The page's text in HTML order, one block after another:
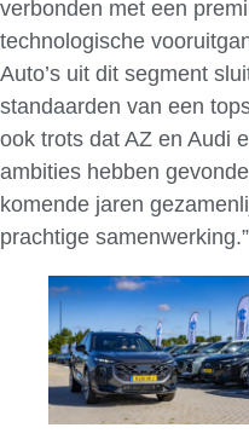
verbonden met een
technologische
Auto’s uit dit segment
standaarden van een
ook trots dat AZ en Audi
ambities hebben
komende jaren
prachtige samenwerking.”